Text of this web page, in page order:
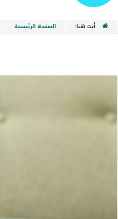
أنت هنا: الصفحة الرئيسية